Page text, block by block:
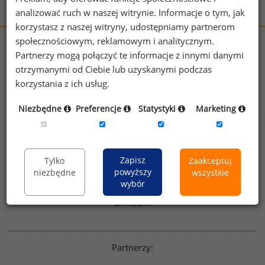
wynagrodzenia.pl
sedlak.pl
kfw.sedlak.pl
rynekpracy.pl
raportyplacowe.pl
HR.pl
Dla mediów
Polityka
prywatności
Linkedin
Partnerzy:
analizować ruch w naszej witrynie. Informacje o tym, jak
korzystasz z naszej witryny, udostępniamy partnerom
społecznościowym, reklamowym i analitycznym.
Partnerzy mogą połączyć te informacje z innymi danymi
otrzymanymi od Ciebie lub uzyskanymi podczas
korzystania z ich usług.
Niezbędne Preferencje Statystyki Marketing
Tylko
niezbędne
Zapisz
powyższy
wybór
Zaakceptuj
wszystkie